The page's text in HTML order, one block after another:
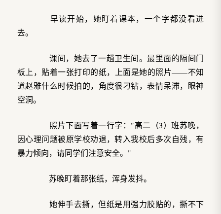
早读开始，她盯着课本，一个字都没看进
去。
课间，她去了一趟卫生间。最里面的隔间门
板上，贴着一张打印的纸，上面是她的照片——不知
道赵雅什么时候拍的，角度很刁钻，表情呆滞，眼神
空洞。
照片下面写着一行字："高二（3）班苏晚，
因心理问题被原学校劝退，转入我校后多次自残，有
暴力倾向，请同学们注意安全。"
苏晚盯着那张纸，浑身发抖。
她伸手去撕，但纸是用强力胶贴的，撕不下